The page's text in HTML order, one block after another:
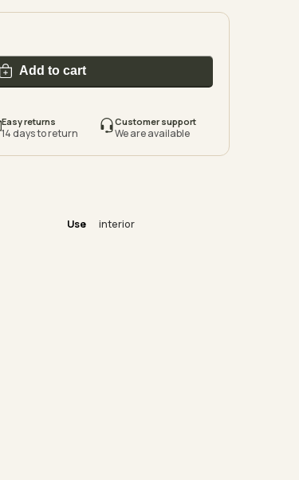
Add to cart
Easy returns
14 days to return
Customer support
We are available
Use interior